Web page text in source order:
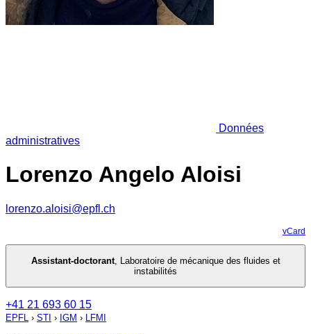
Données
administratives
Lorenzo Angelo Aloisi
lorenzo.aloisi@epfl.ch
vCard
Assistant-doctorant, Laboratoire de mécanique des fluides et
instabilités
+41 21 693 60 15
EPFL › STI › IGM › LFMI